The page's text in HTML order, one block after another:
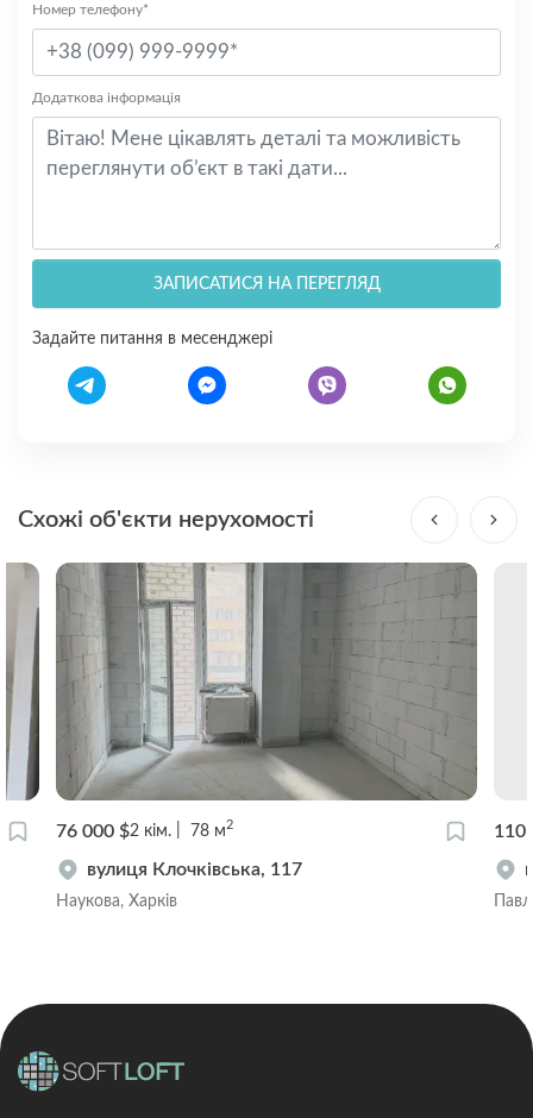
Номер телефону*
Додаткова інформація
ЗАПИСАТИСЯ НА ПЕРЕГЛЯД
Задайте питання в месенджері
Схожі об'єкти нерухомості
76 000 $2 кім. 78 м2
вулиця Клочківська, 117
Наукова, Харків
110